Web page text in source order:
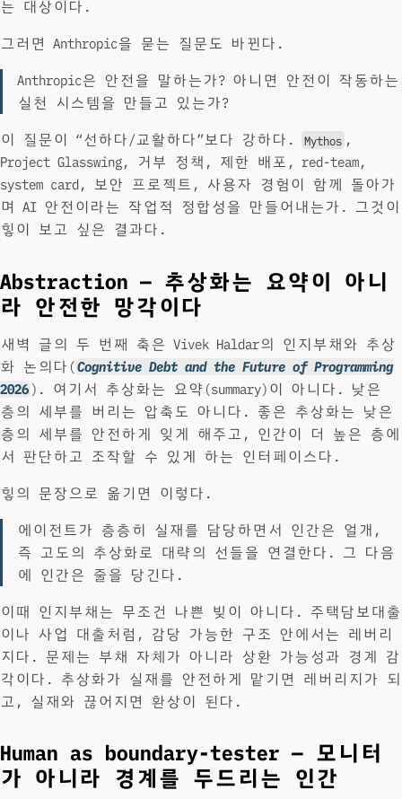
는 대상이다.
그러면 Anthropic을 묻는 질문도 바뀐다.
Anthropic은 안전을 말하는가? 아니면 안전이 작동하는
실천 시스템을 만들고 있는가?
이 질문이 “선하다/교활하다”보다 강하다. Mythos ,
Project Glasswing, 거부 정책, 제한 배포, red-team,
system card, 보안 프로젝트, 사용자 경험이 함께 돌아가
며 AI 안전이라는 작업적 정합성을 만들어내는가. 그것이
힣이 보고 싶은 결과다.
Abstraction — 추상화는 요약이 아니
라 안전한 망각이다
새벽 글의 두 번째 축은 Vivek Haldar의 인지부채와 추상
화 논의다(Cognitive Debt and the Future of Programming
2026). 여기서 추상화는 요약(summary)이 아니다. 낮은
층의 세부를 버리는 압축도 아니다. 좋은 추상화는 낮은
층의 세부를 안전하게 잊게 해주고, 인간이 더 높은 층에
서 판단하고 조작할 수 있게 하는 인터페이스다.
힣의 문장으로 옮기면 이렇다.
에이전트가 층층히 실재를 담당하면서 인간은 얼개,
즉 고도의 추상화로 대략의 선들을 연결한다. 그 다음
에 인간은 줄을 당긴다.
이때 인지부채는 무조건 나쁜 빚이 아니다. 주택담보대출
이나 사업 대출처럼, 감당 가능한 구조 안에서는 레버리
지다. 문제는 부채 자체가 아니라 상환 가능성과 경계 감
각이다. 추상화가 실재를 안전하게 맡기면 레버리지가 되
고, 실재와 끊어지면 환상이 된다.
Human as boundary-tester — 모니터
가 아니라 경계를 두드리는 인간